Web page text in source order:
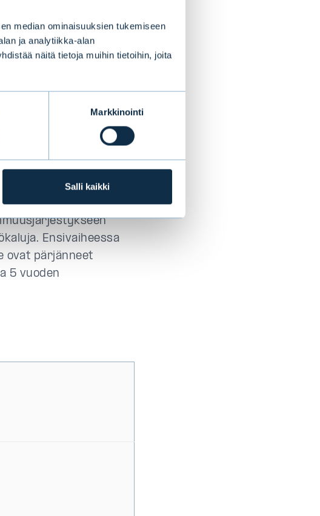
median ominaisuuksien tukemiseen
ja analytiikka-alan
näitä tietoja muihin tietoihin, joita
Markkinointi
Salli kaikki
Suomessa ja
Tästä noin
ja
johtavana
Ensivaiheessa
ovat pärjänneet
5 vuoden